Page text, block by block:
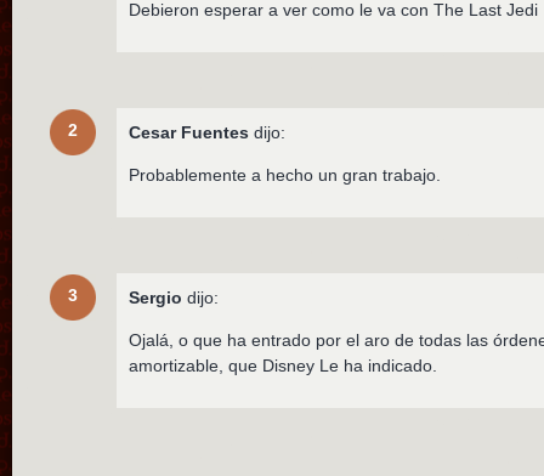
Debieron esperar a ver como le va con The Last Jedi
2 Cesar Fuentes dijo:
Probablemente a hecho un gran trabajo.
3 Sergio dijo:
Ojalá, o que ha entrado por el aro de todas las
amortizable, que Disney Le ha indicado.